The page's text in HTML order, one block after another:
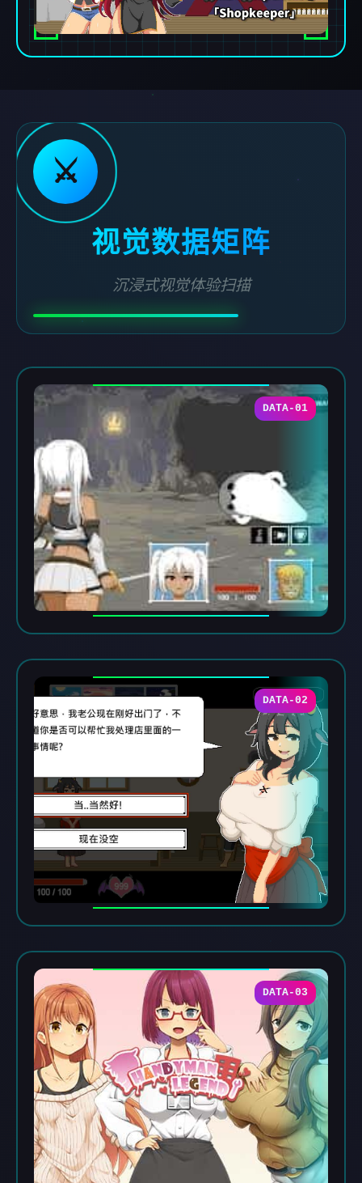
⚔️
视觉数据矩阵
沉浸式视觉体验扫描
DATA-01
DATA-02
DATA-03